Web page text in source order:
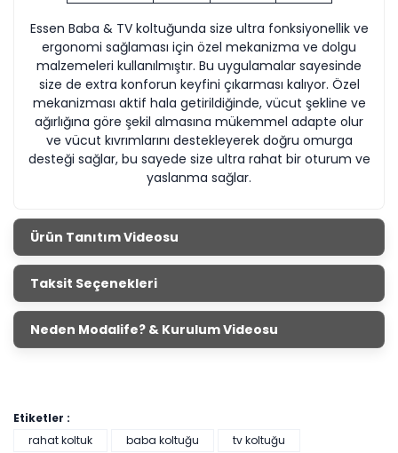
Essen Baba & TV koltuğunda size ultra fonksiyonellik ve
ergonomi sağlaması için özel mekanizma ve dolgu
malzemeleri kullanılmıştır. Bu uygulamalar sayesinde
size de extra konforun keyfini çıkarması kalıyor. Özel
mekanizması aktif hala getirildiğinde, vücut şekline ve
ağırlığına göre şekil almasına mükemmel adapte olur
ve vücut kıvrımlarını destekleyerek doğru omurga
desteği sağlar, bu sayede size ultra rahat bir oturum ve
yaslanma sağlar.
Ürün Tanıtım Videosu
Taksit Seçenekleri
Neden Modalife? & Kurulum Videosu
Etiketler :
rahat koltuk
baba koltuğu
tv koltuğu